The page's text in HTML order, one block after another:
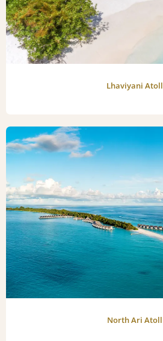
Lhaviyani Atoll
North Ari Atoll